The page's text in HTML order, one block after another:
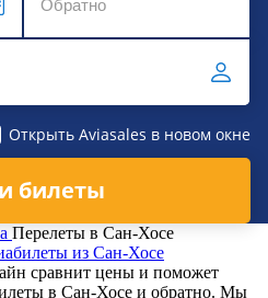
Открыть Aviasales в новом окне
билеты
Перелеты в Сан-Хосе
из Сан-Хосе
сравнит цены и поможет
в Сан-Хосе и обратно. Мы